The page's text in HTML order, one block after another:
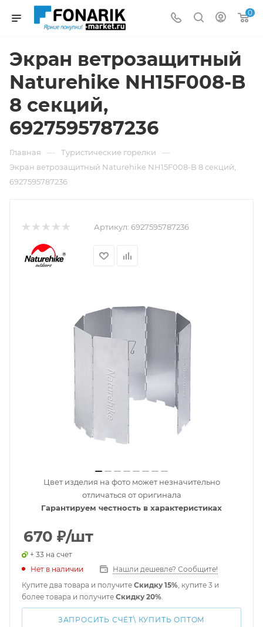
0
Экран ветрозащитный
Naturehike NH15F008-B
8 секций,
6927595787236
Главная — Туристические горелки —
Экран ветрозащитный Naturehike NH15F008-B 8 секций,
6927595787236
Артикул: 6927595787236
Цвет изделия на фото может незначительно
отличаться от оригинала
Гарантируем честность в характеристиках
670 ₽/шт
+ 33 на счет
Нет в наличии
Нашли дешевле? Сообщите!
Купите два товара и получите Скидку 15%, купите 3 и
более товара и получите Скидку 20%.
ЗАПРОСИТЬ СЧЁТ\ КУПИТЬ ОПТОМ